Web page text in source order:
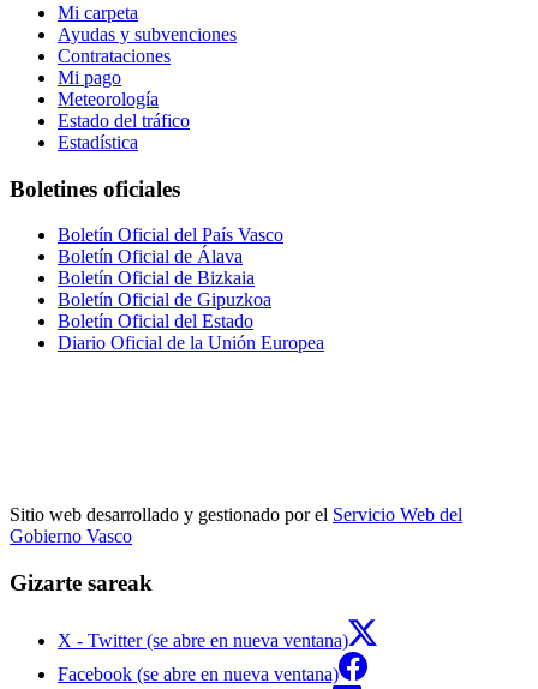
Mi carpeta
Ayudas y subvenciones
Contrataciones
Mi pago
Meteorología
Estado del tráfico
Estadística
Boletines oficiales
Boletín Oficial del País Vasco
Boletín Oficial de Álava
Boletín Oficial de Bizkaia
Boletín Oficial de Gipuzkoa
Boletín Oficial del Estado
Diario Oficial de la Unión Europea
Sitio web desarrollado y gestionado por el Servicio Web del
Gobierno Vasco
Gizarte sareak
X - Twitter (se abre en nueva ventana)
Facebook (se abre en nueva ventana)